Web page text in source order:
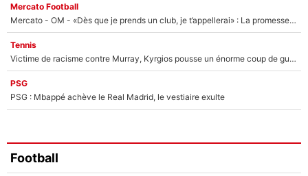
Mercato Football
Mercato - OM - «Dès que je prends un club, je t’appellerai» : La promesse de Marcelino au moment de claquer la porte
Tennis
Victime de racisme contre Murray, Kyrgios pousse un énorme coup de gueule !
PSG
PSG : Mbappé achève le Real Madrid, le vestiaire exulte
Football